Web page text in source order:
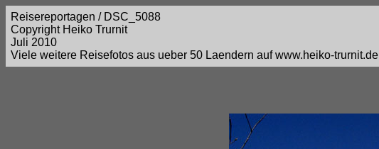
Reisereportagen / DSC_5088
Copyright Heiko Trurnit
Juli 2010
Viele weitere Reisefotos aus ueber 50 Laendern auf www.heiko-trurnit.de